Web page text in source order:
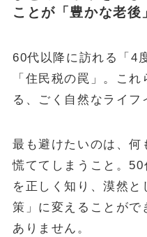
ことが「豊かな老後
60代以降に訪れる「4
「住民税の罠」。こ
る、ごく自然なライフ
最も避けたいのは、何
慌ててしまうこと。
を正しく知り、漠然
策」に変えることがで
ありません。